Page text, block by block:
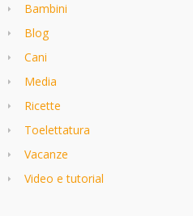
Bambini
Blog
Cani
Media
Ricette
Toelettatura
Vacanze
Video e tutorial